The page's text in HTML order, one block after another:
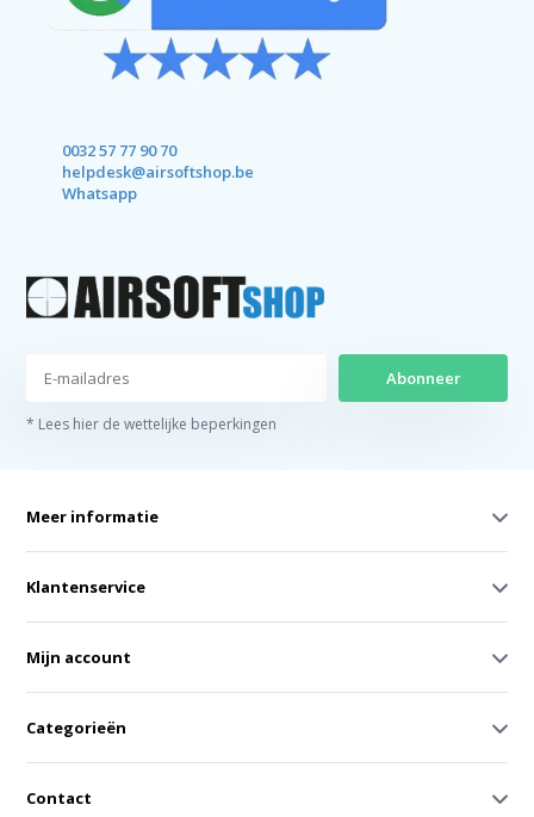
0032 57 77 90 70
helpdesk@airsoftshop.be
Whatsapp
Abonneer
* Lees hier de wettelijke beperkingen
Meer informatie
Klantenservice
Mijn account
Categorieën
Contact